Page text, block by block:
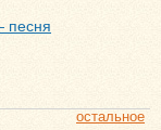
песня
остальное